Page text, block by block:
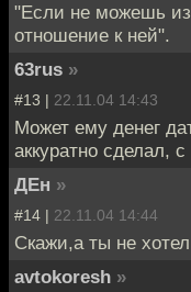
"Если не можешь
отношение к ней".
63rus »
#13 | 22.11.04 14:43
Может ему денег
аккуратно сделал,
ДЕн »
#14 | 22.11.04 14:44
Скажи,а ты не
avtokoresh »